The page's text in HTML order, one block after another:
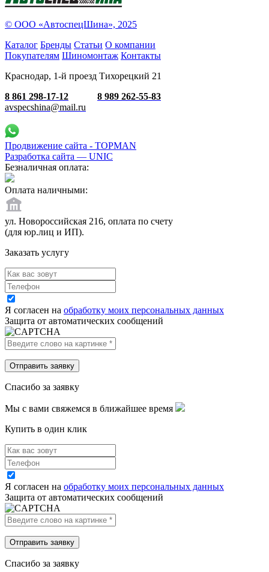
© ООО «АвтоспецШина», 2025
Каталог Бренды Статьи О компании
Покупателям Шиномонтаж Контакты
Краснодар, 1-й проезд Тихорецкий 21
8 861 298-17-12
8 989 262-55-83
avspecshina@mail.ru
Продвижение сайта - TOPMAN
Разработка сайта — UNIC
Безналичная оплата:
Оплата наличными:
ул. Новороссийская 216, оплата по счету
(для юр.лиц и ИП).
Заказать услугу
Я согласен на обработку моих персональных данных
Защита от автоматических сообщений
Спасибо за заявку
Мы с вами свяжемся в ближайшее время
Купить в один клик
Я согласен на обработку моих персональных данных
Защита от автоматических сообщений
Спасибо за заявку